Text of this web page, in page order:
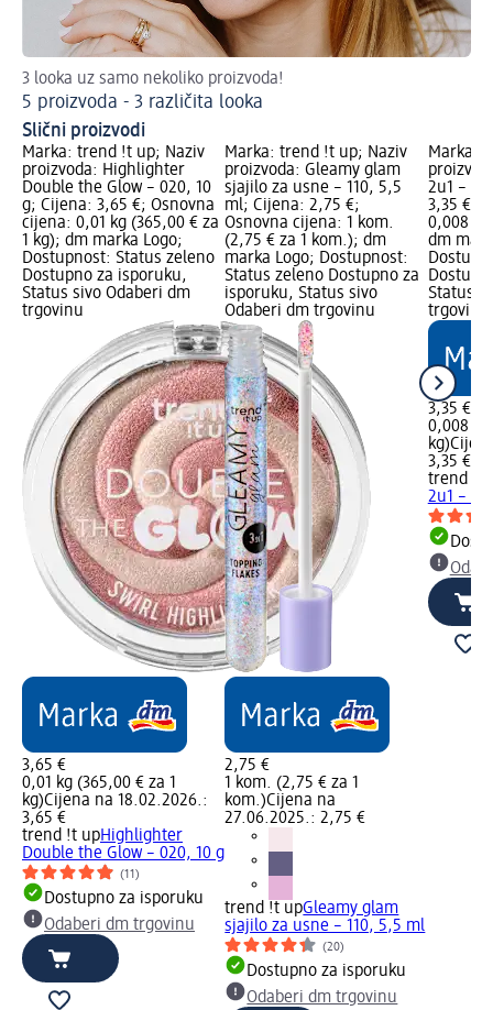
3 looka uz samo nekoliko proizvoda!
5 proizvoda - 3 različita looka
Slični proizvodi
Marka: trend !t up; Naziv
proizvoda: Highlighter
Double the Glow – 020, 10
g; Cijena: 3,65 €; Osnovna
cijena: 0,01 kg (365,00 € za
1 kg); dm marka Logo;
Dostupnost: Status zeleno
Dostupno za isporuku,
Status sivo Odaberi dm
trgovinu
3,65 €
0,01 kg (365,00 € za 1
kg)Cijena na 18.02.2026.:
3,65 €
trend !t upHighlighter
Double the Glow – 020, 10 g
(11)
Dostupno za isporuku
Odaberi dm trgovinu
Marka: trend !t up; Naziv
proizvoda: Gleamy glam
sjajilo za usne – 110, 5,5
ml; Cijena: 2,75 €;
Osnovna cijena: 1 kom.
(2,75 € za 1 kom.); dm
marka Logo; Dostupnost:
Status zeleno Dostupno za
isporuku, Status sivo
Odaberi dm trgovinu
2,75 €
1 kom. (2,75 € za 1
kom.)Cijena na
27.06.2025.: 2,75 €
trend !t upGleamy glam
sjajilo za usne – 110, 5,5 ml
(20)
Dostupno za isporuku
Odaberi dm trgovinu
Marka:
2u1 –
3,35 €;
0,008 kg
dm
Status
trgovinu
3,35 €
0,008 kg
kg)
3,35 €
trend !t
2u1 –